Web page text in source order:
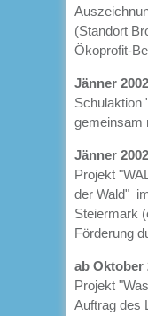
(Standort
Ökoprofit-
Jänner
Schulaktion
gemeinsam
Jänner
Projekt
der Wald"
Steiermark
Förderung
ab Oktober
Projekt
Auftrag des